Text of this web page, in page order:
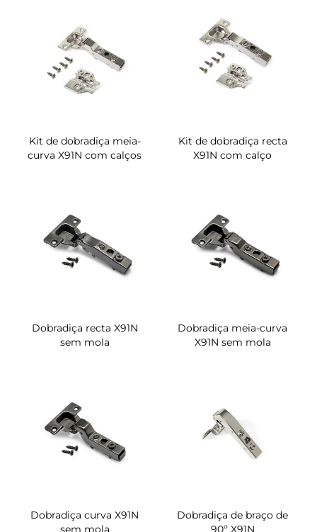
Kit de dobradiça meia-
curva X91N com calços
Kit de dobradiça recta
X91N com calço
Dobradiça recta X91N
sem mola
Dobradiça meia-curva
X91N sem mola
Dobradiça curva X91N
sem mola
Dobradiça de braço de
90º X91N